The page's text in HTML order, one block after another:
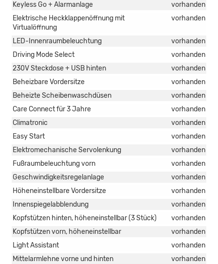
Keyless Go + Alarmanlage
vorhanden
Elektrische Heckklappenöffnung mit
Virtualöffnung
vorhanden
LED-Innenraumbeleuchtung
vorhanden
Driving Mode Select
vorhanden
230V Steckdose + USB hinten
vorhanden
Beheizbare Vordersitze
vorhanden
Beheizte Scheibenwaschdüsen
vorhanden
Care Connect für 3 Jahre
vorhanden
Climatronic
vorhanden
Easy Start
vorhanden
Elektromechanische Servolenkung
vorhanden
Fußraumbeleuchtung vorn
vorhanden
Geschwindigkeitsregelanlage
vorhanden
Höheneinstellbare Vordersitze
vorhanden
Innenspiegelabblendung
vorhanden
Kopfstützen hinten, höheneinstellbar (3 Stück)
vorhanden
Kopfstützen vorn, höheneinstellbar
vorhanden
Light Assistant
vorhanden
Mittelarmlehne vorne und hinten
vorhanden